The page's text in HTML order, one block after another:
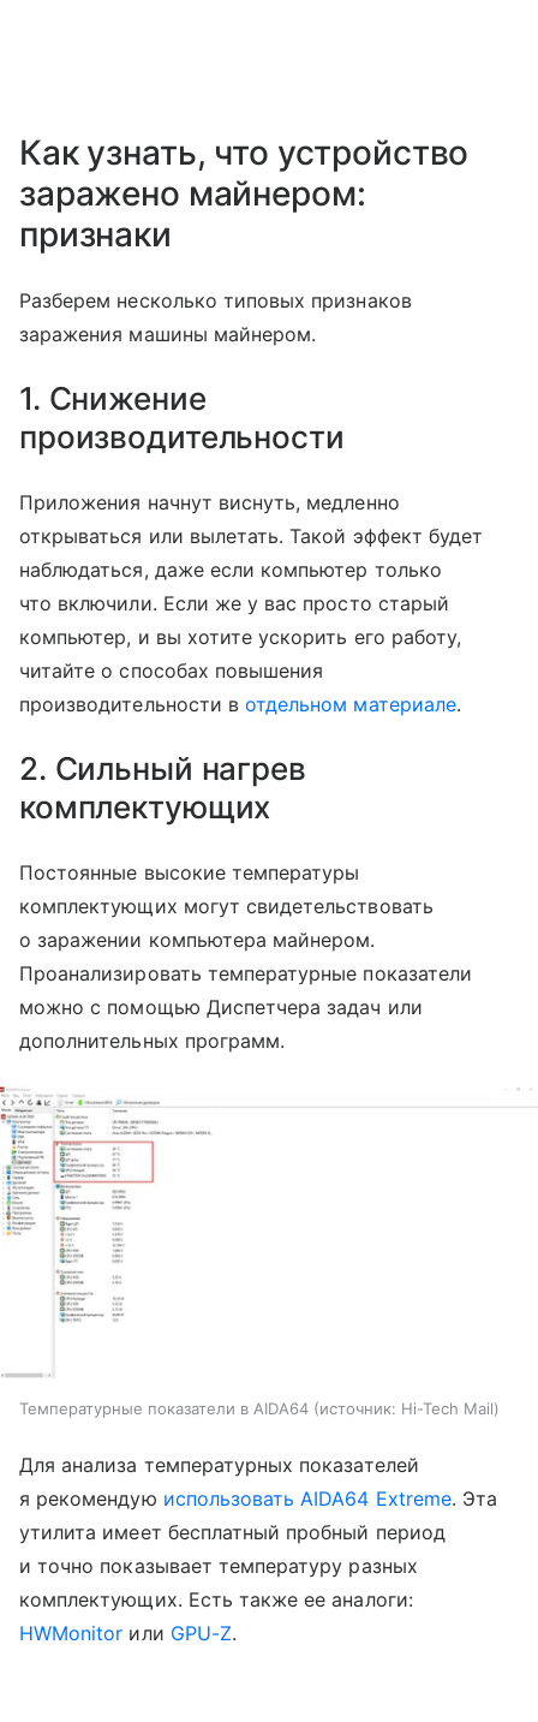
Как узнать, что устройство
заражено майнером:
признаки
Разберем несколько типовых признаков
заражения машины майнером.
1. Снижение
производительности
Приложения начнут виснуть, медленно
открываться или вылетать. Такой эффект будет
наблюдаться, даже если компьютер только
что включили. Если же у вас просто старый
компьютер, и вы хотите ускорить его работу,
читайте о способах повышения
производительности вотдельном материале.
2. Сильный нагрев
комплектующих
Постоянные высокие температуры
комплектующих могут свидетельствовать
о заражении компьютера майнером.
Проанализировать температурные показатели
можно с помощью Диспетчера задач или
дополнительных программ.
Температурные показатели в AIDA64 источник: Hi-Tech Mail
Для анализа температурных показателей
я рекомендую использовать AIDA64 Extreme. Эта
утилита имеет бесплатный пробный период
и точно показывает температуру разных
комплектующих. Есть также ее аналоги:
HWMonitor или GPU-Z.